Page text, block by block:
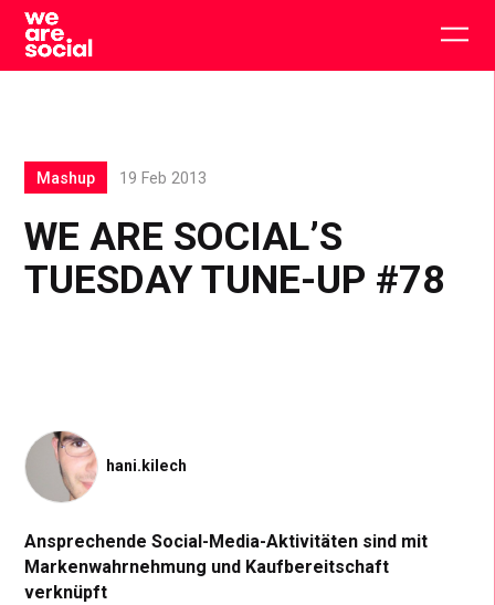
Skip
content
WE ARE SOCIAL’S
TUESDAY TUNE-UP #78
Mashup 19 Feb 2013
hani.kilech
Ansprechende Social-Media-Aktivitäten sind mit
Markenwahrnehmung und Kaufbereitschaft
verknüpft